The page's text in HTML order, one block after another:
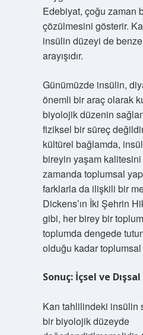
Edebiyat, çoğu zaman
çözülmesini gösterir.
insülin düzeyi de
arayışıdır.
Günümüzde insülin,
önemli bir araç olarak
biyolojik düzenin
fiziksel bir süreç
kültürel bağlamda,
bireyin yaşam kalitesini
zamanda toplumsal
farklarla da ilişkili bir
Dickens’ın İki Şehrin
gibi, her birey bir
toplumda dengede
olduğu kadar toplumsal
Sonuç: İçsel ve
Kan tahlilindeki insülin
bir biyolojik düzeyde